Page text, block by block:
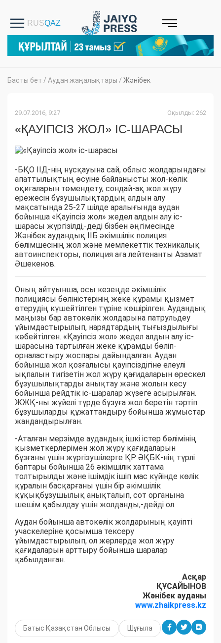
Басты бет / Аудан жаңалықтары / Жәнібек
29.07.2016, 9:27 Оқылды: 262
«ҚАУІПСІЗ ЖОЛ» ІС-ШАРАСЫ
-БҚО ІІД-нің нұсқауына сай, облыс жолдарындағы
апаттылықтың өсуіне байланысты жол-көлік
оқиғаларын төмендету, сондай-ақ жол жүру
ережесін бұзушылықтардың алдын алу
мақсатында 25-27 шілде аралығында аудан
бойынша «Қауіпсіз жол» жедел алдын алу іс-
шарасы жүргізілді,-деді бізбен әңгімесінде
Жәнібек аудандық ІІБ әкімшілік полиция
бөлімшесінің жол және мемлекеттік техникалық
автоинспекторы, полиция аға лейтенанты Азамат
Әшекенов.
Оның айтуынша, осы кезеңде әкімшілік
полициясы бөліністерінің жеке құрамы қызмет
өтерудің күшейтілген түріне көшірілген. Аудандық
маңызы бар автокөлік жолдарына патрульдеу
ұйымдастырылып, нарядтардың тығыздылығы
көбейтілген. «Қауіпсіз жол» жедел алдын алу іс-
шарасына тартылған жеке құрамды бөліп-
орналастыру жоспары дайындалған. Аудан
бойынша жол қозғалысы қауіпсіздігіне елеулі
ықпалын тигізетін жол жүру қағидаларын өрескел
бұзушылықтарды анықтау және жолын кесу
бойынша рейдтік іс-шаралар жүзеге асырылған.
ЖЖҚ-ны жүйелі түрде бұзуға жол беретін тәртіп
бұзушыларды құжаттандыру бойынша жұмыстар
жандандырылған.
-Аталған мерзімде аудандық ішкі істер бөлімінің
қызметкерлерімен жол жүру қағидаларын
бұзғаны үшін жүргізушілерге ҚР ӘҚБК-нің түрлі
баптары бойынша 26 әкімшілік хаттама
толтырылды және ішімдік ішіп мас күйінде көлік
құралын басқарғаны үшін бір әкімшілік
құқықбұзушылық анықталып, сот органына
шешім қабылдау үшін жолданды,-дейді ол.
Аудан бойынша автокөлік жолдарының қауіпті
учаскелеріне қосымша тексеру
ұйымдастырылып, ол жерлерде жол жүру
қағидаларын арттыру бойынша шаралар
қабылданған.
Асқар
ҚҰСАЙЫНОВ
Жәнібек ауданы
www.zhaikpress.kz
Батыс Қазақстан Облысы Шұғыла